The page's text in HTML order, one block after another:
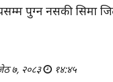
पुग्न नसकी सिमा
जेठ ७, २०८३ १४:४५